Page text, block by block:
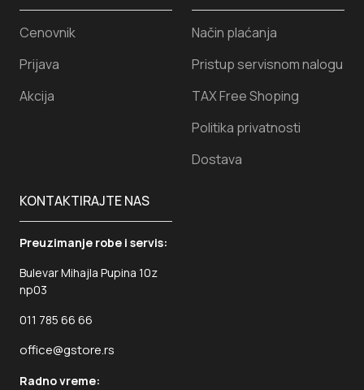
Način plaćanja
Pristup servisnom nalogu
TAX Free Shoping
Politika privatnosti
Dostava
KONTAKTIRAJTE NAS
Preuzimanje robe i servis:
Bulevar Mihajla Pupina 10z
np03
011 785 66 66
office@gstore.rs
Radno vreme:
Cenovnik
Prijava
Akcija